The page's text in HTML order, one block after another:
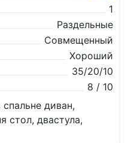
1
Раздельные
Совмещенный
Хороший
35/20/10
8 / 10
диван,
стол, двастула,